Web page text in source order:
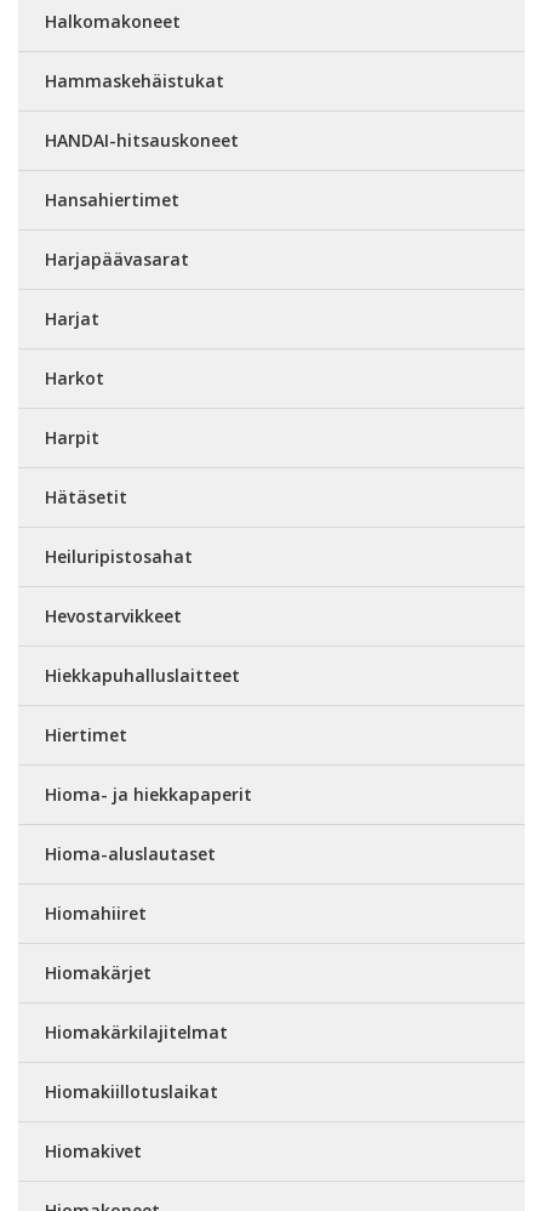
Halkomakoneet
Hammaskehäistukat
HANDAI-hitsauskoneet
Hansahiertimet
Harjapäävasarat
Harjat
Harkot
Harpit
Hätäsetit
Heiluripistosahat
Hevostarvikkeet
Hiekkapuhalluslaitteet
Hiertimet
Hioma- ja hiekkapaperit
Hioma-aluslautaset
Hiomahiiret
Hiomakärjet
Hiomakärkilajitelmat
Hiomakiillotuslaikat
Hiomakivet